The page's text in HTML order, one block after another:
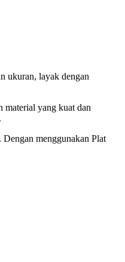
ukuran, layak dengan
material yang kuat dan
menggunakan Plat